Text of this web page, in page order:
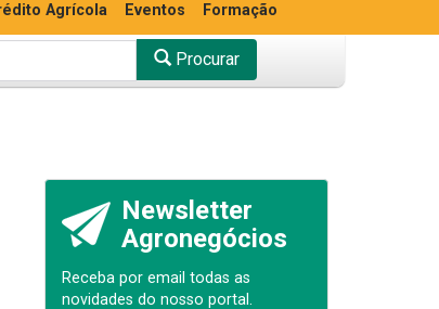
Agrícola Eventos Formação
Procurar
Newsletter
Agronegócios
Receba por email todas as
novidades do nosso portal.